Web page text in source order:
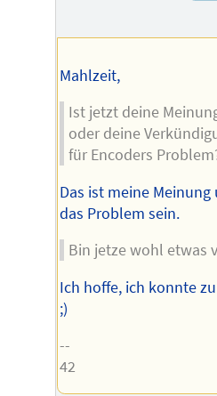
Mahlzeit,
Ist jetzt deine
oder deine
für Encoders
Das ist meine
das Problem sein.
Bin jetze wohl etwas
Ich hoffe, ich konnte
;)
--
42